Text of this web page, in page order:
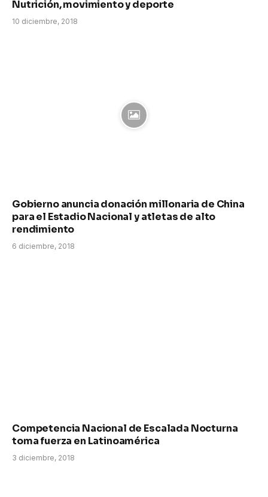
Nutrición, movimiento y deporte
10 diciembre, 2018
Gobierno anuncia donación millonaria de China
para el Estadio Nacional y atletas de alto
rendimiento
6 diciembre, 2018
Competencia Nacional de Escalada Nocturna
toma fuerza en Latinoamérica
3 diciembre, 2018